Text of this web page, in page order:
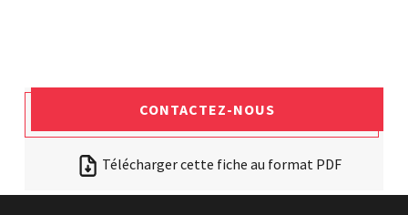
CONTACTEZ-NOUS
Télécharger cette fiche au format PDF